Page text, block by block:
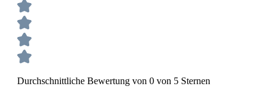
Durchschnittliche Bewertung von 0 von 5 Sternen